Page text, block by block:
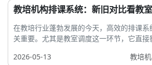
教培机构排课系统：新旧对比看教
在教培行业蓬勃发展的今天，高效的排课
关重要。尤其是教室调度这一环节，它直接
2026-05-13
教培